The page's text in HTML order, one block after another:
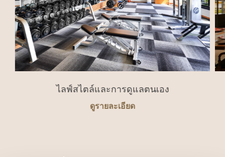
ไลฟ์สไตล์และการดูแลตนเอง
ดูรายละเอียด